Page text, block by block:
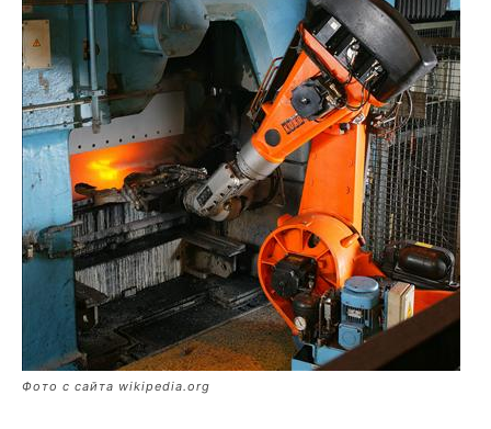
Фото с сайта wikipedia.org